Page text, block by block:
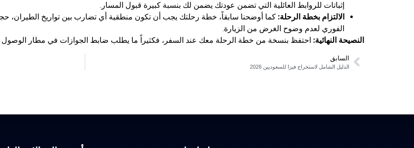
إثباتات للروابط العائلية التي تضمن عودتك يضمن لك بنسبة كبيرة قبول المسار.
الالتزام بخطة الرحلة: كما أوضحنا سابقاً، خطة رحلتك يجب أن تكون منطقية أي تضارب بين تواريخ الطيران،
الفوري لعدم وضوح الغرض من الزيارة.
النصيحة النهائية: احتفظ بنسخة من خطة الرحلة معك عند السفر، فكثيراً ما يطلب ضابط الجوازات في مطار الوصول
السابق
الدليل الشامل لاستخراج فيزا للسعوديين 2026